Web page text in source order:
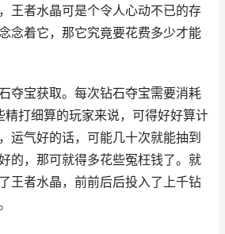
王者水晶可是个令人心动不已的存
念着它，那它究竟要花费多少才能
夺宝获取。每次钻石夺宝需要消耗
打细算的玩家来说，可得好好算计
运气好的话，可能几十次就能抽到
的，那可就得多花些冤枉钱了。就
王者水晶，前前后后投入了上千钻